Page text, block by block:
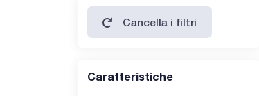
Cancella i filtri
Caratteristiche